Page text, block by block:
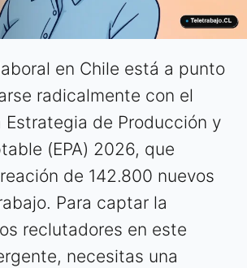
en Chile está a punto
radicalmente con el
Estrategia de Producción y
(EPA) 2026, que
de 142.800 nuevos
Para captar la
reclutadores en este
necesitas una